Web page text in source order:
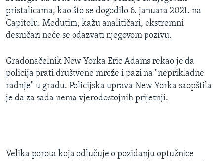
pristalicama, kao što se dogodilo 6. januara 2021. na
Capitolu. Međutim, kažu analitičari, ekstremni
desničari neće se odazvati njegovom pozivu.
Gradonačelnik New Yorka Eric Adams rekao je da
policija prati društvene mreže i pazi na "neprikladne
radnje" u gradu. Policijska uprava New Yorka saopštila
je da za sada nema vjerodostojnih prijetnji.
Velika porota koja odlučuje o pozidanju optužnice